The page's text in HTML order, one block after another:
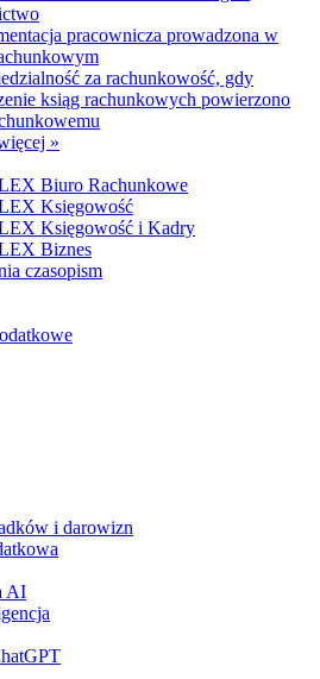
pracownicza prowadzona w
za rachunkowość, gdy
ksiąg rachunkowych powierzono
»
Biuro Rachunkowe
Księgowość
Księgowość i Kadry
Biznes
czasopism
i darowizn
AI